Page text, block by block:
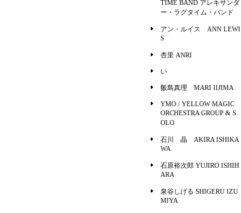
TIME BAND アレキサンダ
ー・ラグタイム・バンド
アン・ルイス ANN LEWI
S
杏里 ANRI
い
飯島真理 MARI IIJIMA
YMO / YELLOW MAGIC
ORCHESTRA GROUP & S
OLO
石川 晶 AKIRA ISHIKA
WA
石原裕次郎 YUJIRO ISHIH
ARA
泉谷しげる SHIGERU IZU
MIYA